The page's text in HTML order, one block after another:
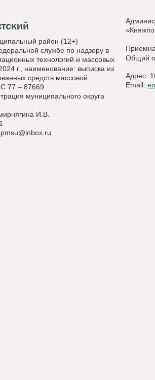
район (12+)
службе по надзору в
технологий и массовых
г., наименование: выписка из
средств массовой
77 – 87669
муниципального округа
И.В.
Общий
Адрес:
Email: